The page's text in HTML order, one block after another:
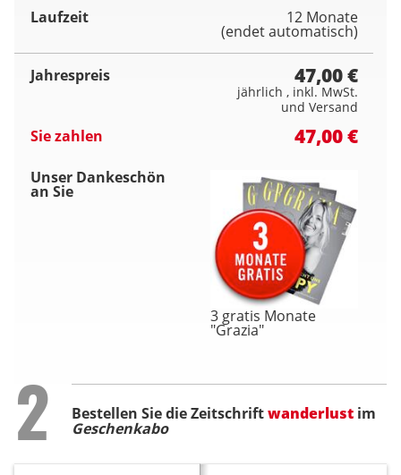
Laufzeit
12 Monate
(endet automatisch)
Jahrespreis 47,00 €
jährlich , inkl. MwSt.
und Versand
Sie zahlen 47,00 €
Unser Dankeschön
an Sie
3 gratis Monate
"Grazia"
Step
2 Bestellen Sie die Zeitschriftwanderlust im
Geschenkabo